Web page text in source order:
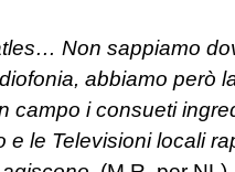
Non sappiamo
abbiamo però
i consueti
le Televisioni locali